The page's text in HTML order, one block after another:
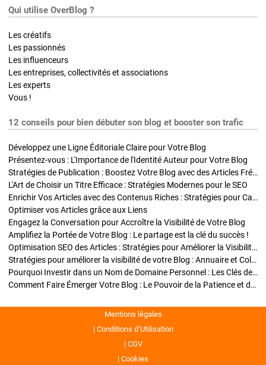
Qui utilise OverBlog ?
Les créatifs
Les passionnés
Les influenceurs
Les entreprises, collectivités et associations
Les experts
Vous !
12 conseils pour bien débuter son blog et booster son trafic
Développez une Ligne Éditoriale Claire pour Votre Blog
Présentez-vous : L'Importance de l'Identité Auteur pour Votre Blog
Stratégies de Publication : Boostez Votre Blog avec des Articles Fréquents et Exclusifs
L'Art de Choisir un Titre Efficace : Stratégies Modernes pour le SEO
Enrichir Vos Articles avec des Contenus Riches : Stratégies pour Captiver et Optimiser
Optimiser vos Articles grâce aux Liens
Engagez la Conversation pour Accroître la Visibilité de Votre Blog
Amplifiez la Portée de Votre Blog : Le partage est la clé du succès !
Optimisation SEO des Articles : Stratégies pour Améliorer la Visibilité de Votre Blog
Stratégies pour améliorer la visibilité de votre Blog : Annuaire et Collaborations
Pourquoi Investir dans un Nom de Domaine Personnel : Les Clés de la Réussite de Votre Blog
Comment Faire Émerger Votre Blog : Le Pouvoir de la Patience et de la Persévérance
Mentions légales
Conditions d’Utilisation
CGV
Cookies